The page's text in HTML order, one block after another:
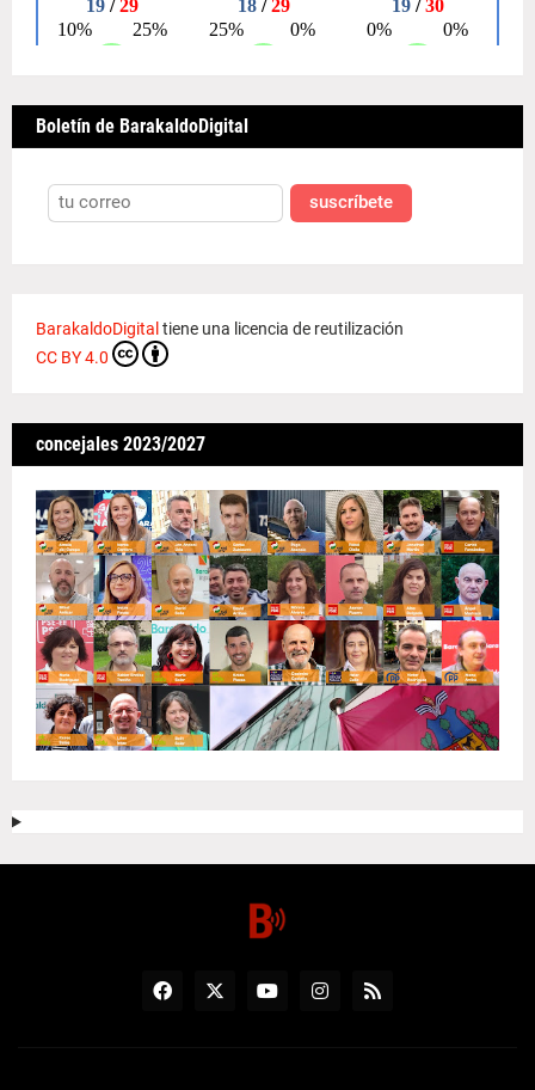
Boletín de BarakaldoDigital
suscríbete
BarakaldoDigital tiene una licencia de reutilización
CC BY 4.0
concejales 2023/2027